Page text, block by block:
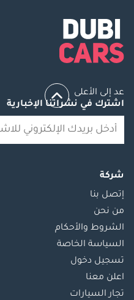
البسيطة.
____________________
تفضل بزيارة الأبطال:
الموقع: مجمع دبي
للاستثمار 1، قرية
ساعات العمل: 9:00
____________________
جدد تجربة قيادتك -
تواصل معنا الآن!
مخزوننا الجديد يتجدد
بسرعة. انقر على
"اتصال" أو "واتساب"
لحجز هذه السيارة
واستلام كتالوج
عد إلى الأعلى
اشترك في نشراتنا الإخبارية
شركة
إتصل بنا
من نحن
الشروط والأحكام
السياسة الخاصة
تسجيل دخول
اعلن معنا
تجار السيارات